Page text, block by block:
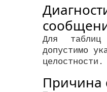
Для
допустимо
целостности.
Причина